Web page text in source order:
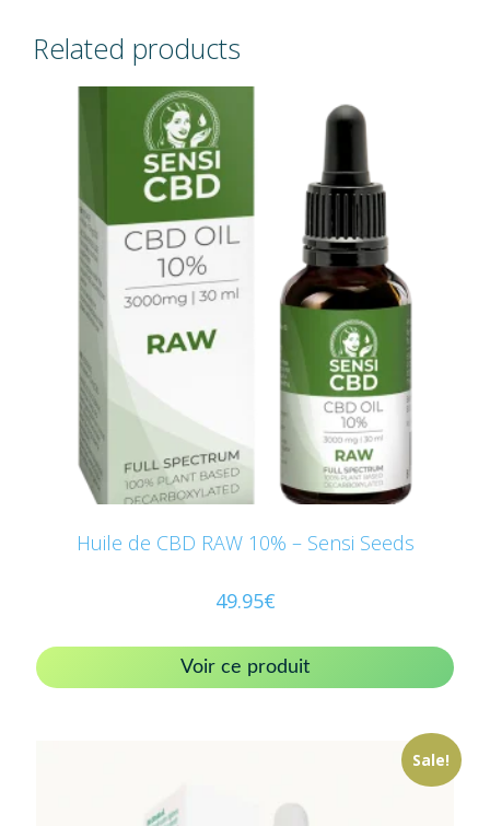
Related products
Huile de CBD RAW 10% – Sensi Seeds
49.95€
Voir ce produit
Sale!